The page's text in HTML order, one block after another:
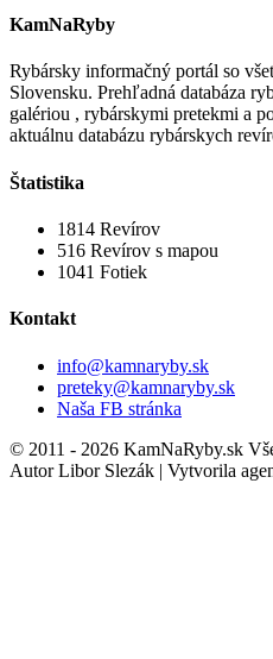
KamNaRyby
Rybársky informačný portál so
Slovensku. Prehľadná databáza
galériou , rybárskymi pretekmi a
aktuálnu databázu rybárskych
Štatistika
1814 Revírov
516 Revírov s mapou
1041 Fotiek
Kontakt
info@kamnaryby.sk
preteky@kamnaryby.sk
Naša FB stránka
© 2011 - 2026 KamNaRyby.sk
Autor Libor Slezák | Vytvorila